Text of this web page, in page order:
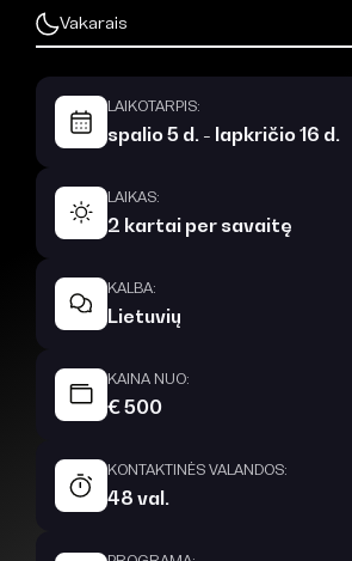
Vakarais
LAIKOTARPIS:
spalio 5 d. - lapkričio 16 d.
LAIKAS:
2 kartai per savaitę
KALBA:
Lietuvių
KAINA NUO:
€ 500
KONTAKTINĖS VALANDOS:
48 val.